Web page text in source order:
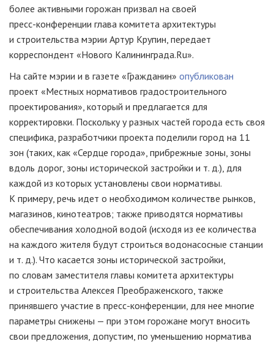
более активными горожан призвал на своей
пресс-конференции глава комитета архитектуры
и строительства мэрии Артур Крупин, передает
корреспондент «Нового Калининграда.Ru».
На сайте мэрии и в газете «Гражданин» опубликован
проект «Местных нормативов градостроительного
проектирования», который и предлагается для
корректировки. Поскольку у разных частей города есть своя
специфика, разработчики проекта поделили город на 11
зон (таких, как «Сердце города», прибрежные зоны, зоны
вдоль дорог, зоны исторической застройки и т. д.), для
каждой из которых установлены свои нормативы.
К примеру, речь идет о необходимом количестве рынков,
магазинов, кинотеатров; также приводятся нормативы
обеспечивания холодной водой (исходя из ее количества
на каждого жителя будут строиться водонасосные станции
и т. д.). Что касается зоны исторической застройки,
по словам заместителя главы комитета архитектуры
и строительства Алексея Преображенского, также
принявшего участие в пресс-конференции , для нее многие
параметры снижены — при этом горожане могут вносить
свои предложения, допустим, по уменьшению норматива